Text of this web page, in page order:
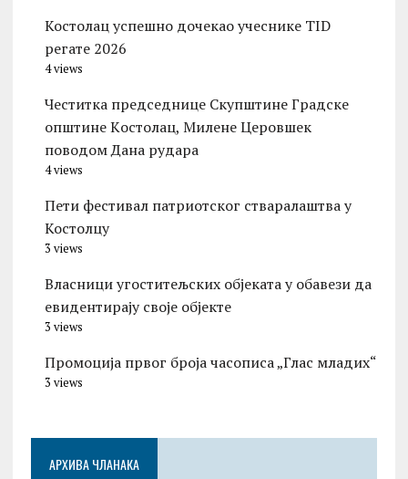
Костолац успешно дочекао учеснике TID
регате 2026
4 views
Честитка председнице Скупштине Градске
општине Kостолац, Милене Церовшек
поводом Дана рудара
4 views
Пети фестивал патриотског стваралаштва у
Костолцу
3 views
Власници угоститељских објеката у обавези да
евидентирају своје објекте
3 views
Промоција првог броја часописа „Глас младих“
3 views
АРХИВА ЧЛАНАКА